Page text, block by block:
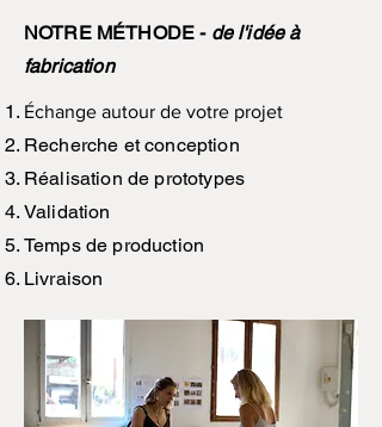
NOTRE MÉTHODE - de l'idée à
fabrication
Échange autour de votre projet
Recherche et conception
Réalisation de prototypes
Validation
Temps de production
Livraison